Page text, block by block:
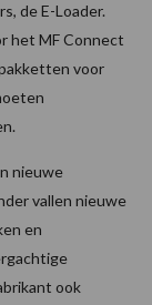
de E-Loader.
het MF Connect
voor
nieuwe
vallen nieuwe
en
ook